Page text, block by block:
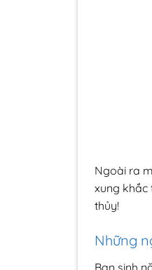
Ngoài ra
xung khắc
thủy!
Những